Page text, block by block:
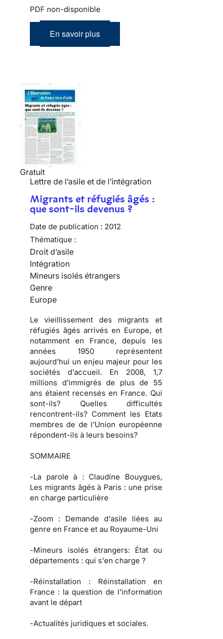
PDF non-disponible
En savoir plus
Gratuit
Lettre de l’asile et de l’intégration
Migrants et réfugiés âgés :
que sont-ils devenus ?
Date de publication : 2012
Thématique :
Droit d’asile
Intégration
Mineurs isolés étrangers
Genre
Europe
Le vieillissement des migrants et
réfugiés âgés arrivés en Europe, et
notamment en France, depuis les
années 1950 représentent
aujourd'hui un enjeu majeur pour les
sociétés d'accueil. En 2008, 1,7
millions d'immigrés de plus de 55
ans étaient recensés en France. Qui
sont-ils? Quelles difficultés
rencontrent-ils? Comment les Etats
membres de de l'Union européenne
répondent-ils à leurs besoins?
SOMMAIRE
-La parole à : Claudine Bouygues,
Les migrants âgés à Paris : une prise
en charge particulière
-Zoom : Demande d'asile liées au
genre en France et au Royaume-Uni
-Mineurs isolés étrangers: État ou
départements : qui s'en charge ?
-Réinstallation : Réinstallation en
France : la question de l'information
avant le départ
-Actualités juridiques et sociales.